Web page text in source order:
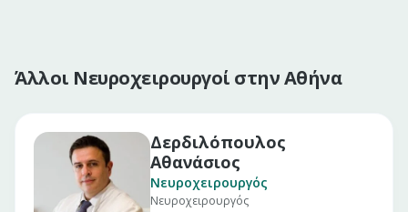
Άλλοι Νευροχειρουργοί στην Αθήνα
Δερδιλόπουλος
Αθανάσιος
Νευροχειρουργός
Νευροχειρουργός